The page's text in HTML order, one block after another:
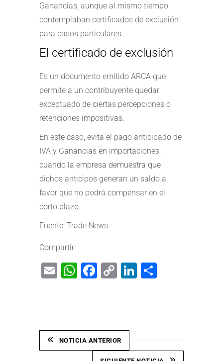
Ganancias, aunque al mismo tiempo
contemplaban certificados de exclusión
para casos particulares.
El certificado de exclusión
Es un documento emitido ARCA que
permite a un contribuyente quedar
exceptuado de ciertas percepciones o
retenciones impositivas.
En este caso, evita el pago anticipado de
IVA y Ganancias en importaciones,
cuando la empresa demuestra que
dichos anticipos generan un saldo a
favor que no podrá compensar en el
corto plazo.
Fuente: Trade News
Compartir:
EmailWhatsApp
Facebook
CopyLinkedIn
NOTICIA ANTERIOR